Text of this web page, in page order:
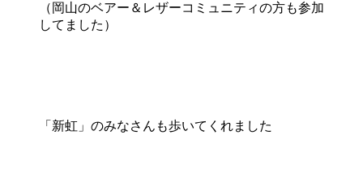
（岡山のベアー＆レザーコミュニティの方も参加
してました）
「新虹」のみなさんも歩いてくれました